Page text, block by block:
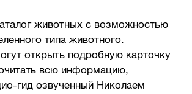
животных с возможностью
типа животного.
открыть подробную карточку
всю информацию,
гид озвученный Николаем